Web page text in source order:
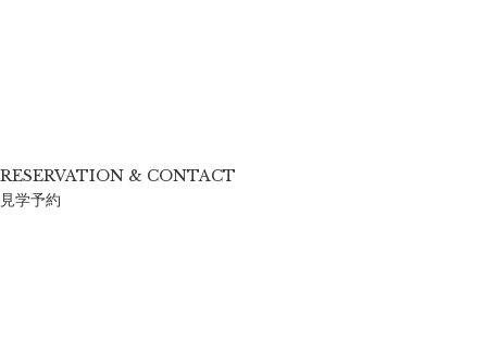
RESERVATION & CONTACT
見学予約